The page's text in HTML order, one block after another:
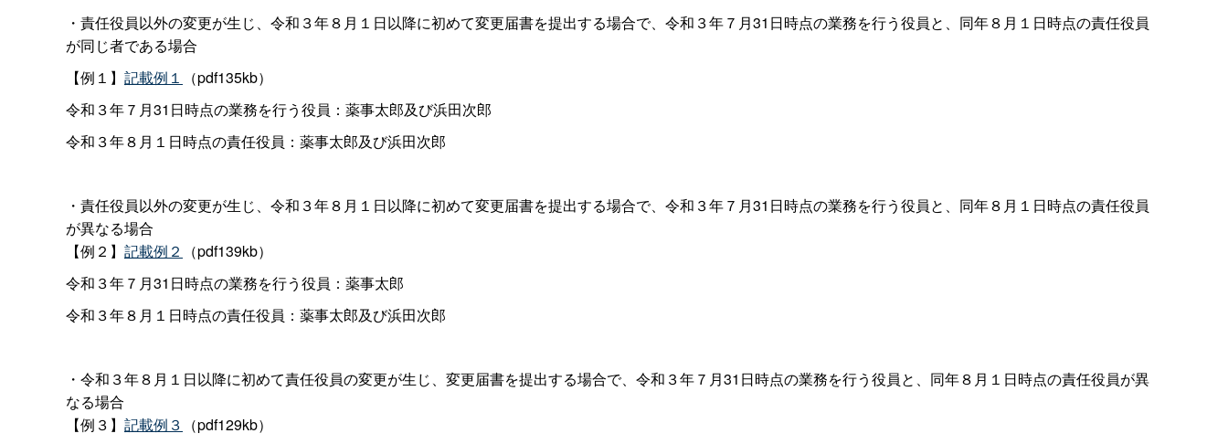
・責任役員以外の変更が生じ、令和３年８月１日以降に初めて変更届書を提出する場合で、令和３年７月31日時点の業務を行う役員と、同年８月１日時点の責任役員
が同じ者である場合
【例１】 記載例１
（pdf135kb）
令和３年７月31日時点の業務を行う役員：薬事太郎及び浜田次郎
令和３年８月１日時点の責任役員：薬事太郎及び浜田次郎
・責任役員以外の変更が生じ、令和３年８月１日以降に初めて変更届書を提出する場合で、令和３年７月31日時点の業務を行う役員と、同年８月１日時点の責任役員
が異なる場合
【例２】 記載例２
（pdf139kb）
令和３年７月31日時点の業務を行う役員：薬事太郎
令和３年８月１日時点の責任役員：薬事太郎及び浜田次郎
・令和３年８月１日以降に初めて責任役員の変更が生じ、変更届書を提出する場合で、令和３年７月31日時点の業務を行う役員と、同年８月１日時点の責任役員が異
なる場合
【例３】 記載例３ （pdf129kb）